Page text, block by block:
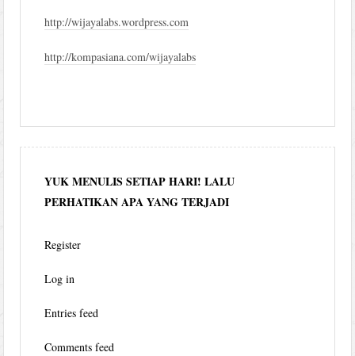
http://wijayalabs.wordpress.com
http://kompasiana.com/wijayalabs
YUK MENULIS SETIAP HARI! LALU
PERHATIKAN APA YANG TERJADI
Register
Log in
Entries feed
Comments feed